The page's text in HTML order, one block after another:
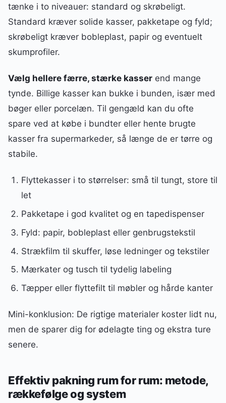
tænke i to niveauer: standard og skrøbeligt.
Standard kræver solide kasser, pakketape og fyld;
skrøbeligt kræver bobleplast, papir og eventuelt
skumprofiler.
Vælg hellere færre, stærke kasser end mange
tynde. Billige kasser kan bukke i bunden, især med
bøger eller porcelæn. Til gengæld kan du ofte
spare ved at købe i bundter eller hente brugte
kasser fra supermarkeder, så længe de er tørre og
stabile.
Flyttekasser i to størrelser: små til tungt, store til
let
Pakketape i god kvalitet og en tapedispenser
Fyld: papir, bobleplast eller genbrugstekstil
Strækfilm til skuffer, løse ledninger og tekstiler
Mærkater og tusch til tydelig labeling
Tæpper eller flyttefilt til møbler og hårde kanter
Mini-konklusion: De rigtige materialer koster lidt nu,
men de sparer dig for ødelagte ting og ekstra ture
senere.
Effektiv pakning rum for rum: metode,
rækkefølge og system